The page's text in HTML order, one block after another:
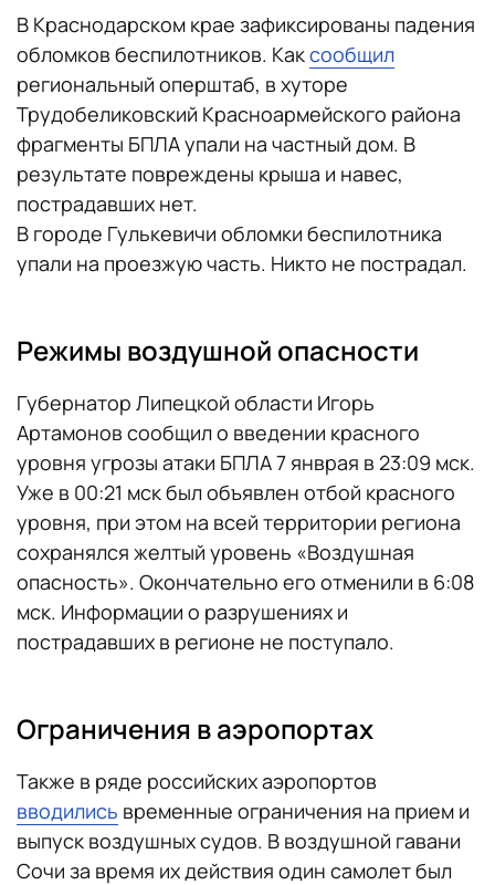
В Краснодарском крае зафиксированы падения
обломков беспилотников. Каксообщил
региональный оперштаб, в хуторе
Трудобеликовский Красноармейского района
фрагменты БПЛА упали на частный дом. В
результате повреждены крыша и навес,
пострадавших нет.
В городе Гулькевичи обломки беспилотника
упали на проезжую часть. Никто не пострадал.
Режимы воздушной опасности
Губернатор Липецкой области Игорь
Артамонов сообщил о введении красного
уровня угрозы атаки БПЛА 7 янврая в 23:09 мск.
Уже в 00:21 мск был объявлен отбой красного
уровня, при этом на всей территории региона
сохранялся желтый уровень «Воздушная
опасность». Окончательно его отменили в 6:08
мск. Информации о разрушениях и
пострадавших в регионе не поступало.
Ограничения в аэропортах
Также в ряде российских аэропортов
вводились временные ограничения на прием и
выпуск воздушных судов. В воздушной гавани
Сочи за время их действия один самолет был